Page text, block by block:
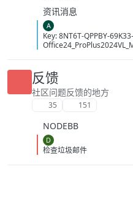
资讯消息
A
Key: 8NT6T-QPPBY-
反馈
社区问题反馈的地方
35 151
NODEBB
D
检查垃圾邮件